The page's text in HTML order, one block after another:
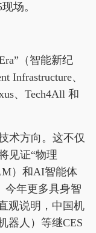
场。
（智能新纪
Infrastructure、
、Tech4All 和
术方向。这不仅
见证“物理
）和AI智能体
今年更多具身智
观说明，中国机
器人）等继CES